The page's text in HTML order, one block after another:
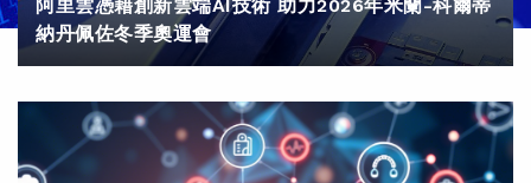
阿里雲憑藉創新雲端AI技術 助力2026年米蘭-科爾蒂
納丹佩佐冬季奧運會